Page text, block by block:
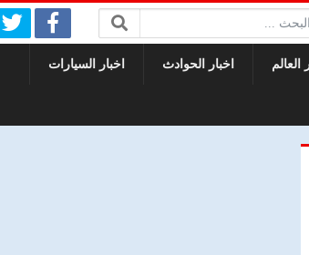
العالم اخبار الحوادث اخبار السيارات